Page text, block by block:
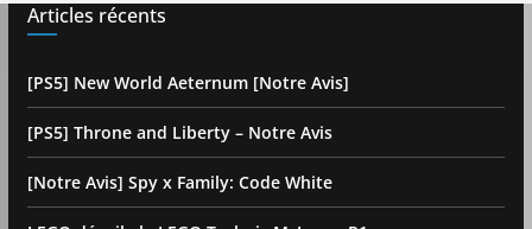
Articles récents
[PS5] New World Aeternum [Notre Avis]
[PS5] Throne and Liberty – Notre Avis
[Notre Avis] Spy x Family: Code White